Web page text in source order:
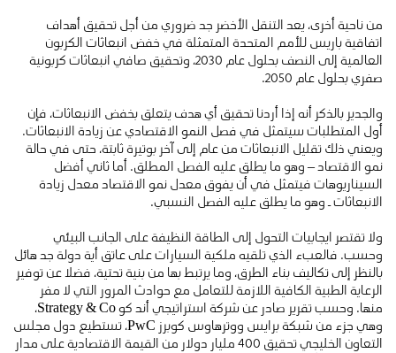
من ناحية أخرى، يعد التنقل الأخضر جد ضروري من أجل تحقيق أهداف
اتفاقية باريس للأمم المتحدة المتمثلة في خفض انبعاثات الكربون
العالمية إلى النصف بحلول عام 2030، وتحقيق صافي انبعاثات كربونية
صفري بحلول عام 2050.
والجدير بالذكر أنه إذا أردنا تحقيق أي هدف يتعلق بخفض الانبعاثات، فإن
أول المتطلبات سيتمثل في فصل النمو الاقتصادي عن زيادة الانبعاثات.
ويعني ذلك تقليل الانبعاثات من عام إلى آخر بوتيرة ثابتة، حتى في حالة
نمو الاقتصاد – وهو ما يطلق عليه الفصل المطلق. أما ثاني أفضل
السيناريوهات فيتمثل في أن يفوق معدل نمو الاقتصاد معدل زيادة
الانبعاثات ـ وهو ما يطلق عليه الفصل النسبي.
ولا تقتصر ايجابيات التحول إلى الطاقة النظيفة على الجانب البيئي
وحسب. فالعبء الذي تلقيه ملكية السيارات على عاتق أية دولة جد هائل
بالنظر إلى تكاليف بناء الطرق، وما يرتبط بها من بنية تحتية، فضلا عن توفير
الرعاية الطبية الكافية اللازمة للتعامل مع حوادث المرور التي لا مفر
منها. وحسب تقرير صادر عن شركة استراتيجي أند كو Strategy & Co،
وهي جزء من شبكة برايس ووترهاوس كوبرز PwC، تستطيع دول مجلس
التعاون الخليجي تحقيق 400 مليار دولار من القيمة الاقتصادية على مدار